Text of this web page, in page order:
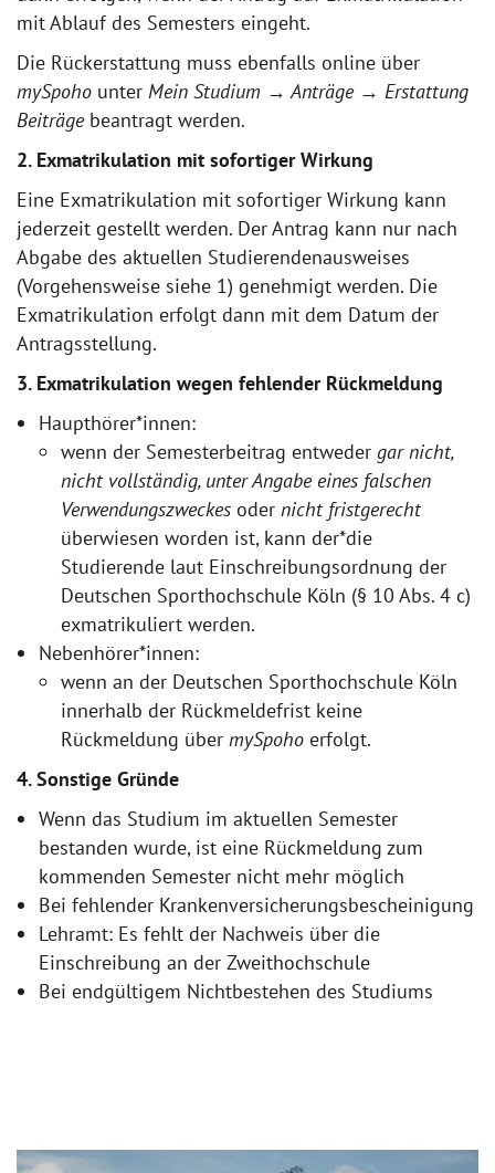
mit Ablauf des Semesters eingeht.
Die Rückerstattung muss ebenfalls online über
mySpoho unter Mein Studium → Anträge → Erstattung
Beiträge beantragt werden.
2. Exmatrikulation mit sofortiger Wirkung
Eine Exmatrikulation mit sofortiger Wirkung kann
jederzeit gestellt werden. Der Antrag kann nur nach
Abgabe des aktuellen Studierendenausweises
(Vorgehensweise siehe 1) genehmigt werden. Die
Exmatrikulation erfolgt dann mit dem Datum der
Antragsstellung.
3. Exmatrikulation wegen fehlender Rückmeldung
Haupthörer*innen:
wenn der Semesterbeitrag entweder gar nicht,
nicht vollständig, unter Angabe eines falschen
Verwendungszweckes oder nicht fristgerecht
überwiesen worden ist, kann der*die
Studierende laut Einschreibungsordnung der
Deutschen Sporthochschule Köln (§ 10 Abs. 4 c)
exmatrikuliert werden.
Nebenhörer*innen:
wenn an der Deutschen Sporthochschule Köln
innerhalb der Rückmeldefrist keine
Rückmeldung über mySpoho erfolgt.
4. Sonstige Gründe
Wenn das Studium im aktuellen Semester
bestanden wurde, ist eine Rückmeldung zum
kommenden Semester nicht mehr möglich
Bei fehlender Krankenversicherungsbescheinigung
Lehramt: Es fehlt der Nachweis über die
Einschreibung an der Zweithochschule
Bei endgültigem Nichtbestehen des Studiums